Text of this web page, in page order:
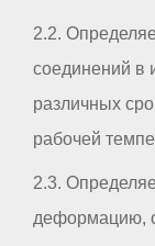
2.2.
соединений в
различных
рабочей
2.3.
деформацию,